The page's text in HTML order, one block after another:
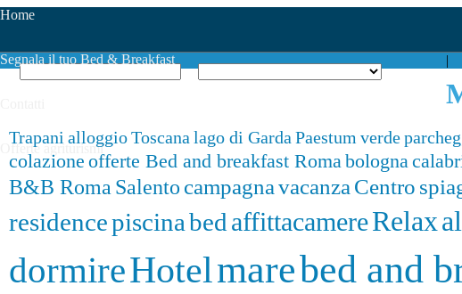
Home
Segnala il tuo Bed & Breakfast
Offerte agriturismi
|
Trapani alloggioToscana lago di Garda Paestum verde
colazione offerte Bed and breakfast Romabologna
B&B Roma Salento campagnavacanza Centro
residencepiscinabed affittacamereRelax
dormireHotelmarebed and